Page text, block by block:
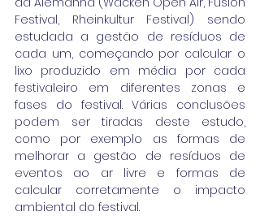
Festival, Rheinkultur Festival) sendo
estudada a gestão de resíduos de
cada um, começando por calcular o
lixo produzido em média por cada
festivaleiro em diferentes zonas e
fases do festival. Várias conclusões
podem ser tiradas deste estudo,
como por exemplo as formas de
melhorar a gestão de resíduos de
eventos ao ar livre e formas de
calcular corretamente o impacto
ambiental do festival.